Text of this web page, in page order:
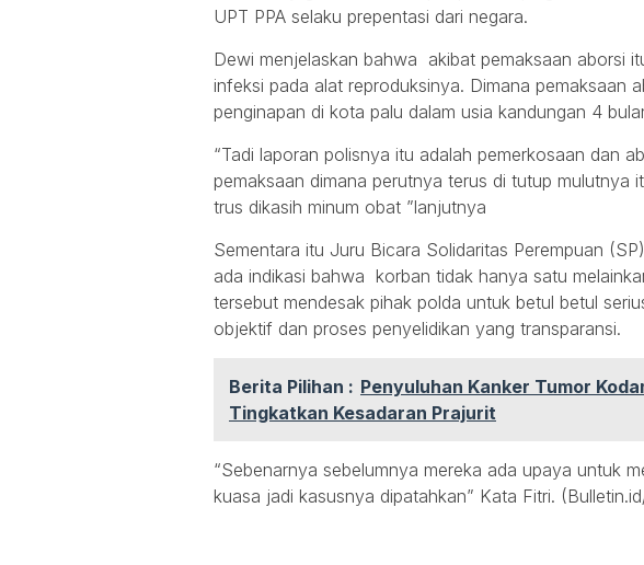
UPT PPA selaku prepentasi dari negara.
Dewi menjelaskan bahwa akibat pemaksaan aborsi
infeksi pada alat reproduksinya. Dimana pemaksaan
penginapan di kota palu dalam usia kandungan 4
“Tadi laporan polisnya itu adalah pemerkosaan dan
pemaksaan dimana perutnya terus di tutup mulutnya
trus dikasih minum obat ”lanjutnya
Sementara itu Juru Bicara Solidaritas Perempuan
ada indikasi bahwa korban tidak hanya satu
tersebut mendesak pihak polda untuk betul betul
objektif dan proses penyelidikan yang transparansi.
Berita Pilihan : Penyuluhan Kanker Tumor
Tingkatkan Kesadaran Prajurit
“Sebenarnya sebelumnya mereka ada upaya untuk
kuasa jadi kasusnya dipatahkan” Kata Fitri.